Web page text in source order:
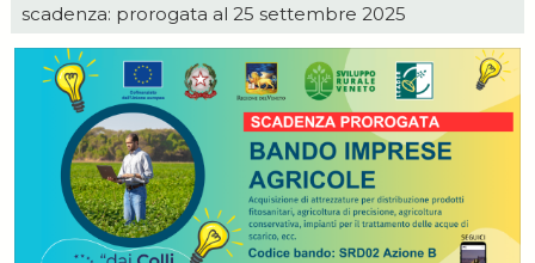
scadenza: prorogata al 25 settembre 2025